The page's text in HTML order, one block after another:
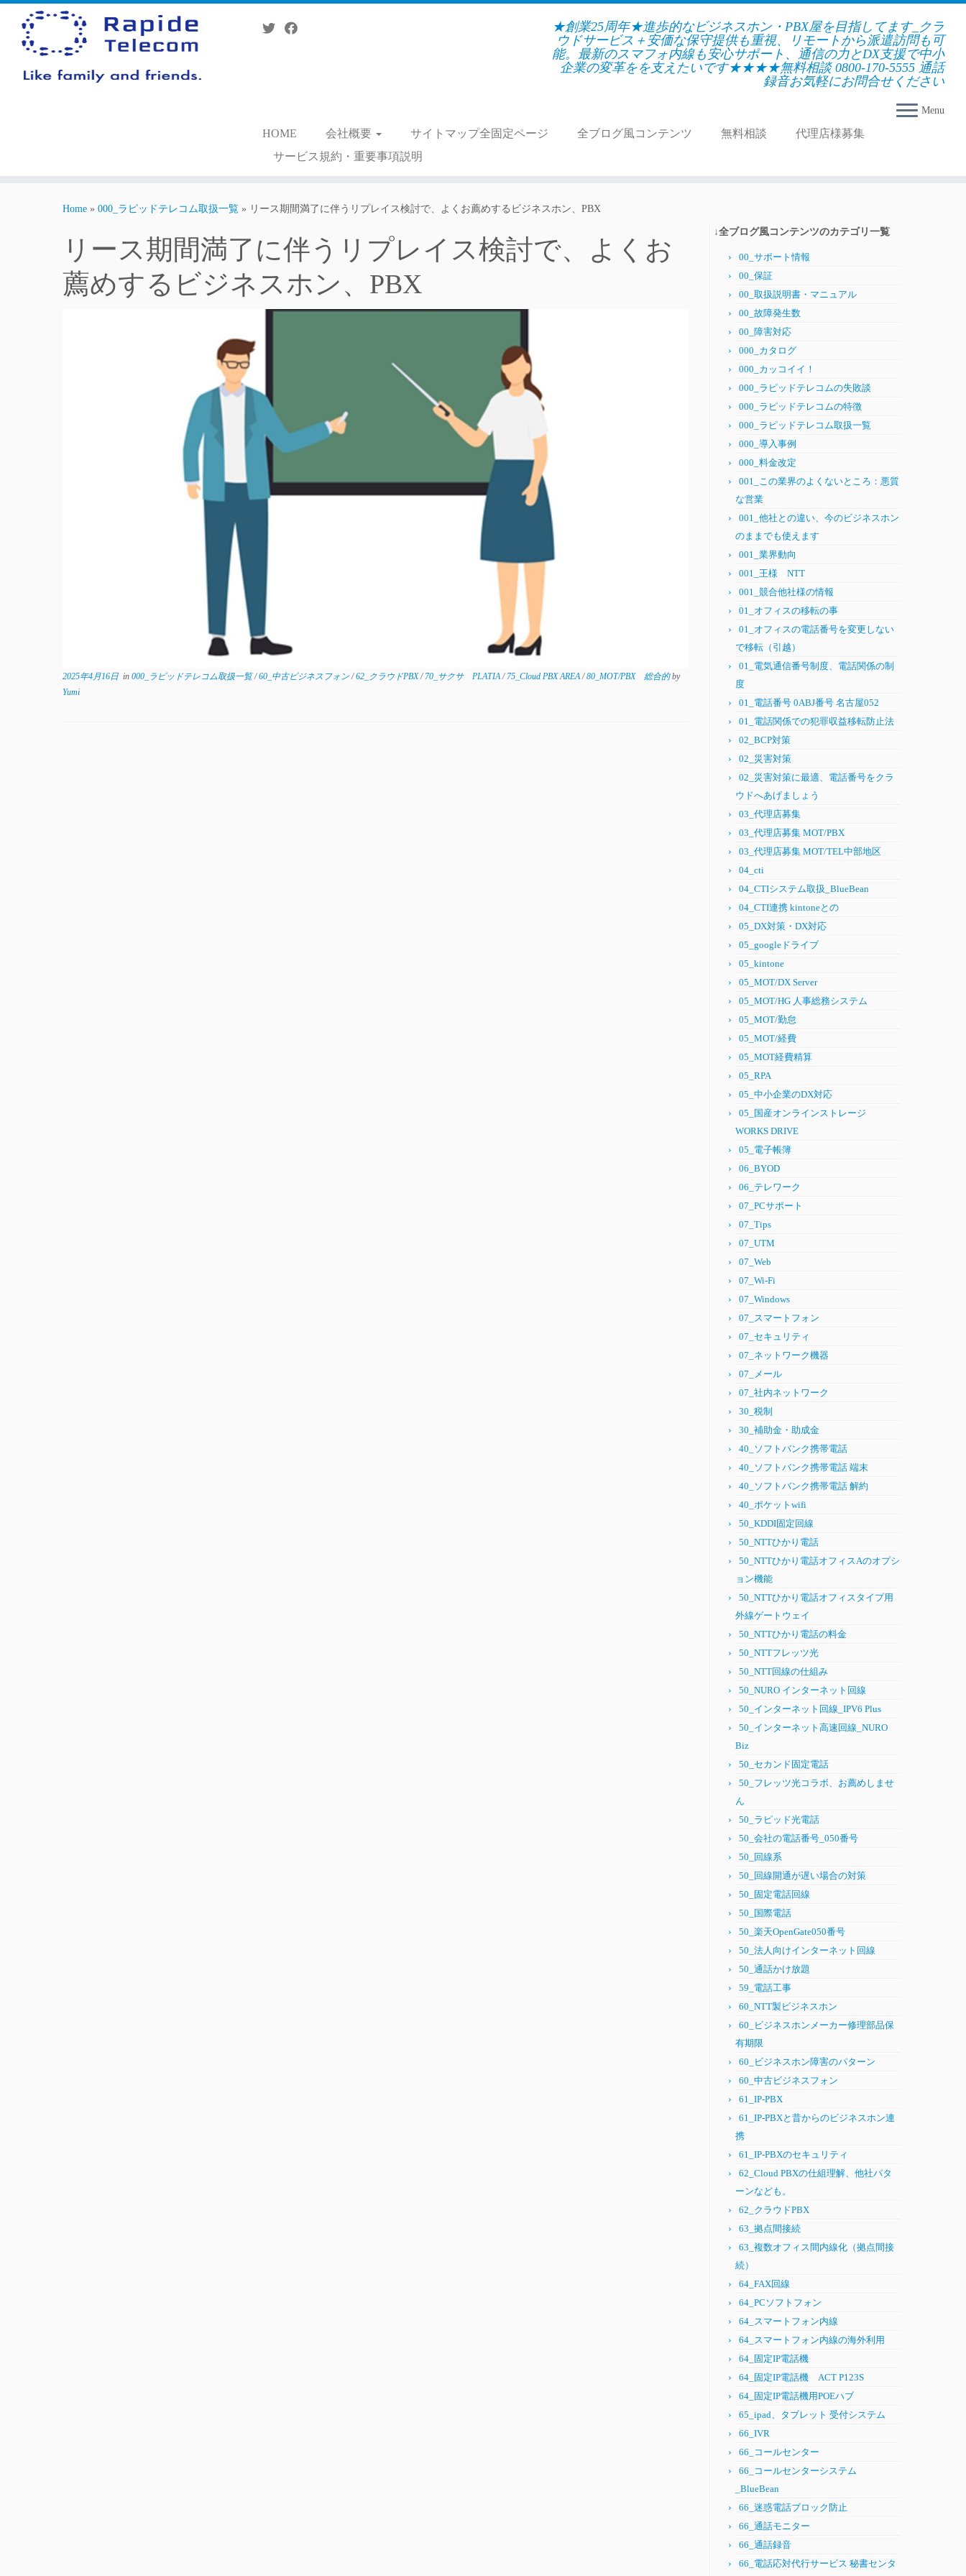
Skip
content
★創業25周年★進歩的なビジネスホン・PBX屋を目指してます_クラ
ウドサービス＋安価な保守提供も重視、リモートから派遣訪問も可
能。最新のスマフォ内線も安心サポート、通信の力とDX支援で中小
企業の変革をを支えたいです★★★★無料相談 0800-170-5555 通話
録音お気軽にお問合せください
Menu
HOME 会社概要 サイトマップ全固定ページ 全ブログ風コンテンツ 無料相談
代理店様募集
サービス規約・重要事項説明
Home » 000_ラピッドテレコム取扱一覧 » リース期間満了に伴うリプレイス検討で、よくお薦めするビジネスホン、PBX
リース期間満了に伴うリプレイス検討で、よくお
薦めするビジネスホン、PBX
2025年4月16日 in 000_ラピッドテレコム取扱一覧/60_中古ビジネスフォン/62_クラウドPBX/ 70_サクサ PLATIA/ 75_Cloud PBX AREA/80_MOT/PBX 総合的by
Yumi
↓全ブログ風コンテンツのカテゴリ一覧
00_サポート情報
00_保証
00_取扱説明書・マニュアル
00_故障発生数
00_障害対応
000_カタログ
000_カッコイイ！
000_ラピッドテレコムの失敗談
000_ラピッドテレコムの特徴
000_ラピッドテレコム取扱一覧
000_導入事例
000_料金改定
001_この業界のよくないところ：悪質
な営業
001_他社との違い、今のビジネスホン
のままでも使えます
001_業界動向
001_王様 NTT
001_競合他社様の情報
01_オフィスの移転の事
01_オフィスの電話番号を変更しない
で移転（引越）
01_電気通信番号制度、電話関係の制
度
01_電話番号 0ABJ番号 名古屋052
01_電話関係での犯罪収益移転防止法
02_BCP対策
02_災害対策
02_災害対策に最適、電話番号をクラ
ウドへあげましょう
03_代理店募集
03_代理店募集 MOT/PBX
03_代理店募集 MOT/TEL中部地区
04_cti
04_CTIシステム取扱_BlueBean
04_CTI連携 kintoneとの
05_DX対策・DX対応
05_googleドライブ
05_kintone
05_MOT/DX Server
05_MOT/HG 人事総務システム
05_MOT/勤怠
05_MOT/経費
05_MOT経費精算
05_RPA
05_中小企業のDX対応
05_国産オンラインストレージ
WORKS DRIVE
05_電子帳簿
06_BYOD
06_テレワーク
07_PCサポート
07_Tips
07_UTM
07_Web
07_Wi-Fi
07_Windows
07_スマートフォン
07_セキュリティ
07_ネットワーク機器
07_メール
07_社内ネットワーク
30_税制
30_補助金・助成金
40_ソフトバンク携帯電話
40_ソフトバンク携帯電話 端末
40_ソフトバンク携帯電話 解約
40_ポケットwifi
50_KDDI固定回線
50_NTTひかり電話
50_NTTひかり電話オフィスAのオプシ
ョン機能
50_NTTひかり電話オフィスタイプ用
外線ゲートウェイ
50_NTTひかり電話の料金
50_NTTフレッツ光
50_NTT回線の仕組み
50_NURO インターネット回線
50_インターネット回線_IPV6 Plus
50_インターネット高速回線_NURO
Biz
50_セカンド固定電話
50_フレッツ光コラボ、お薦めしませ
ん
50_ラピッド光電話
50_会社の電話番号_050番号
50_回線系
50_回線開通が遅い場合の対策
50_固定電話回線
50_国際電話
50_楽天OpenGate050番号
50_法人向けインターネット回線
50_通話かけ放題
59_電話工事
60_NTT製ビジネスホン
60_ビジネスホンメーカー修理部品保
有期限
60_ビジネスホン障害のパターン
60_中古ビジネスフォン
61_IP-PBX
61_IP-PBXと昔からのビジネスホン連
携
61_IP-PBXのセキュリティ
62_Cloud PBXの仕組理解、他社パタ
ーンなども。
62_クラウドPBX
63_拠点間接続
63_複数オフィス間内線化（拠点間接
続）
64_FAX回線
64_PCソフトフォン
64_スマートフォン内線
64_スマートフォン内線の海外利用
64_固定IP電話機
64_固定IP電話機 ACT P123S
64_固定IP電話機用POEハブ
65_ipad、タブレット 受付システム
66_IVR
66_コールセンター
66_コールセンターシステム
_BlueBean
66_迷惑電話ブロック防止
66_通話モニター
66_通話録音
66_電話応対代行サービス 秘書センタ